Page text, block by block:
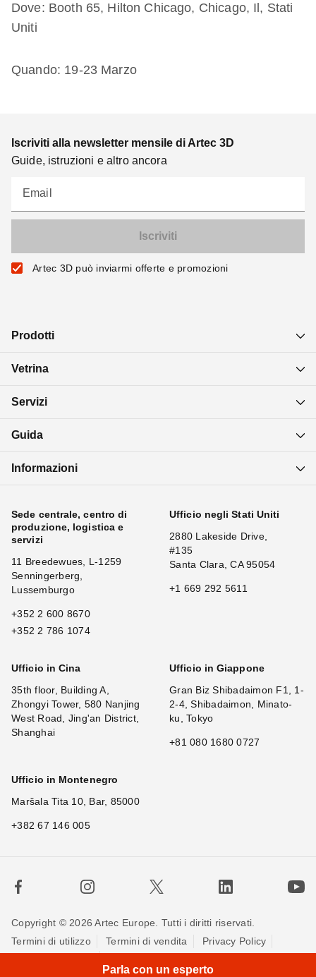
Dove: Booth 65, Hilton Chicago, Chicago, Il, Stati
Uniti
Quando: 19-23 Marzo
Iscriviti alla newsletter mensile di Artec 3D
Guide, istruzioni e altro ancora
Email
Artec 3D può inviarmi offerte e promozioni
Prodotti
Vetrina
Servizi
Guida
Informazioni
Sede centrale, centro di
produzione, logistica e
servizi
11 Breedewues, L-1259
Senningerberg,
Lussemburgo
+352 2 600 8670
+352 2 786 1074
Ufficio negli Stati Uniti
2880 Lakeside Drive,
#135
Santa Clara, CA 95054
+1 669 292 5611
Ufficio in Cina
35th floor, Building A,
Zhongyi Tower, 580 Nanjing
West Road, Jing'an District,
Shanghai
Ufficio in Giappone
Gran Biz Shibadaimon F1, 1-
2-4, Shibadaimon, Minato-
ku, Tokyo
+81 080 1680 0727
Ufficio in Montenegro
Maršala Tita 10, Bar, 85000
+382 67 146 005
Copyright © 2026 Artec Europe. Tutti i diritti riservati.
Termini di utilizzo
Termini di vendita
Privacy Policy
Parla con un esperto